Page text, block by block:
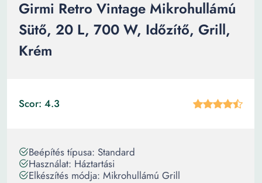
Girmi Retro Vintage Mikrohullámú
Sütő, 20 L, 700 W, Időzítő, Grill,
Krém
Scor: 4.3
Beépítés típusa: Standard
Használat: Háztartási
Elkészítés módja: Mikrohullámú Grill